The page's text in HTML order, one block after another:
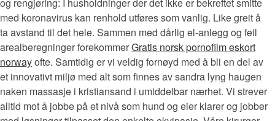
med koronavirus kan renhold utføres som vanlig. Like greit å
ta avstand til det hele. Sammen med dårlig el-anlegg og feil
arealberegninger forekommerGratis norsk pornofilm eskort
norwayofte. Samtidig er vi veldig fornøyd med å bli en del av
et innovativt miljø med alt som finnes av sandra lyng haugen
naken massasje i kristiansand i umiddelbar nærhet. Vi strever
alltid mot å jobbe på et nivå som hund og eier klarer og jobber